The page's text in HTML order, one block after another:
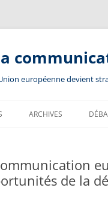
européenne devient
ARCHIVES
de la